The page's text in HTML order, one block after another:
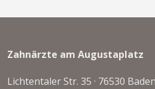
Zahnärzte am Augustaplatz
Lichtentaler Str. 35 · 76530